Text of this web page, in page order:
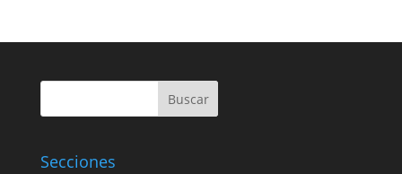
Buscar
Secciones